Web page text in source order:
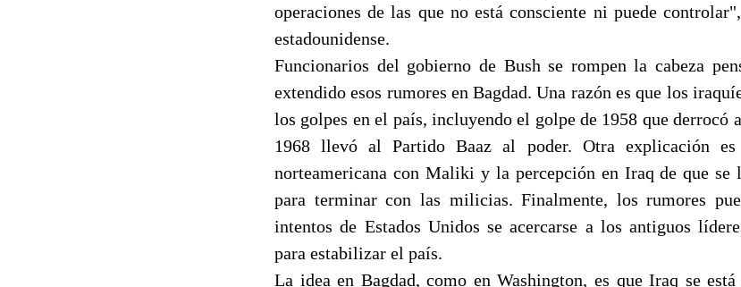
operaciones de las que no está consciente ni puede
estadounidense.
Funcionarios del gobierno de Bush se rompen la cabeza
extendido esos rumores en Bagdad. Una razón es que los
los golpes en el país, incluyendo el golpe de 1958 que derrocó
1968 llevó al Partido Baaz al poder. Otra explicación
norteamericana con Maliki y la percepción en Iraq de que
para terminar con las milicias. Finalmente, los rumores
intentos de Estados Unidos se acercarse a los antiguos
para estabilizar el país.
La idea en Bagdad, como en Washington, es que Iraq se